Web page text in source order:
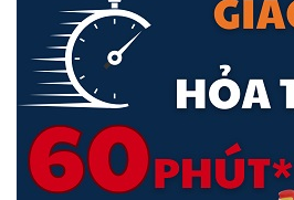
Imou IPC-S21FPhỗ trợ micro giúp bạn
với người thân ở nhà.